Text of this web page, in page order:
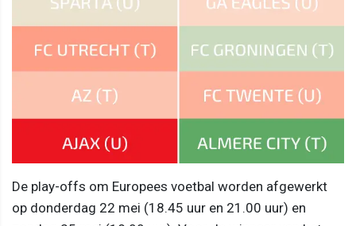
De play-offs om Europees voetbal worden afgewerkt
op donderdag 22 mei (18.45 uur en 21.00 uur) en